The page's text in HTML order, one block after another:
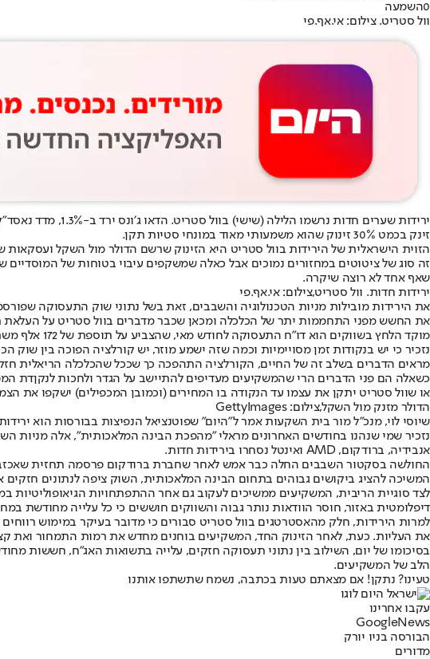
0השמעה
וול סטריט. צילום: אי.אף.פי
זינק בכמט 30% זינוק שהוא משמעותי מאוד במונחי סטיות תקן.
זה סוג של ציטוטים במחזורים נמוכים אבל כאלה שמשקפים עיבוי בטוחות של
שאף אחד לא רוצה שיקרה.
ירידות חדות. וול סטריט,צילום: אי.אף.פי
את הירידות מובילות מניות הטכנולוגיה והשבבים, זאת בשל נתוני שוק התעסוקה
את החשש מפני התחממות יתר של הכלכלה ומכאן שכבר מדברים בוול סטריט על העלאת
מוקד הלחץ בשווקים הוא דו"ח התעסוקה לחודש מאי, שהצביע על תוספת של 172 אלף משרות למשק האמריקני, נתון גבוה משמעותית מתחזיות הכלכלנים. שיעור האבטלה נותר ללא שינוי ברמה של 4.3%.
מראים הדברים בשלב זה של החיים, הקורלציה התהפכה כך שככל שהכלכלה הריאלית
כשאלה הם פני הדברים הרי שהמשקיעים מעדיפים להתיישב על הגדר ולחכות לנקןדת
או שוול סטריט יתקן את עצמו עד הנקודה בו המחירים (וכמובן המכפילים) ישקפו את
הדולר מזנק מול השקל,צילום: GettyImages
שיוסי לוי, מנכ״ל מור בית השקעות אמר ל״היום״ שפוטנציאל הנפיצות בבורסות הוא ירידות
אנבידיה, ברודקום, AMD ואינטל נסחרו בירידות חדות.
המשיכה להציג ביקושים גבוהים בתחום הבינה המלאכותית, השוק ציפה לנתונים
לצד סוגיית הריבית, המשקיעים ממשיכים לעקוב גם אחר ההתפתחויות הגיאופוליטיות
דיפלומטית באזור, חוסר הוודאות נותר גבוה והשווקים חוששים כי כל עלייה מחודשת
את העליות. כעת, לאחר הזינוק החד, המשקיעים בוחנים מחדש את רמות התמחור ואת
בסיכומו של יום, השילוב בין נתוני תעסוקה חזקים, עלייה בתשואות האג"ח, חששות
הלב של המשקיעים.
טעינו? נתקן! אם מצאתם טעות בכתבה, נשמח שתשתפו אותנו
עקבו אחרינו
Googl eNews
הבורסה בניו יורק
מדורים